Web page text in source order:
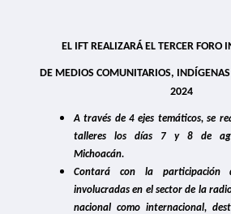
Las personas usuarias de internet
más datos incluidos en su servicio y
julio
PDF
El IFT da a conocer los resultados de
concurso “El Poder de las
59/2024) 8 de julio
EL IFT REALIZARÁ EL TERCER FORO
DE MEDIOS COMUNITARIOS,
2024
A través de 4 ejes temáticos, se
talleres los días 7 y 8 de
Michoacán.
Contará con la participación
involucradas en el sector de la
nacional como internacional,